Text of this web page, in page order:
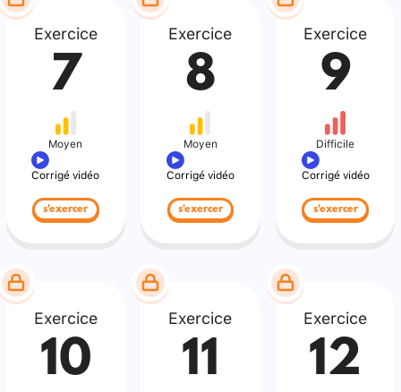
Exercice
7
Moyen
Corrigé vidéo
s'exercer
Exercice
8
Moyen
Corrigé vidéo
s'exercer
Exercice
9
Difficile
Corrigé vidéo
s'exercer
Exercice
10
Exercice
11
Exercice
12